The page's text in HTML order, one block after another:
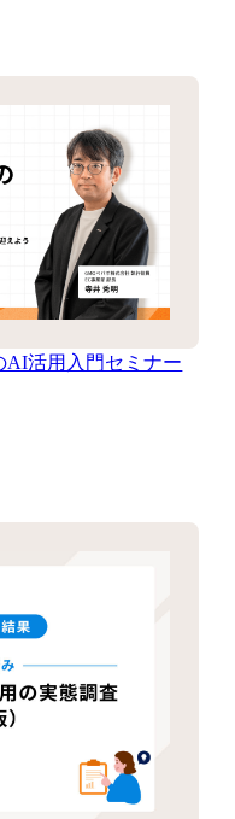
AI活用入門セミナー